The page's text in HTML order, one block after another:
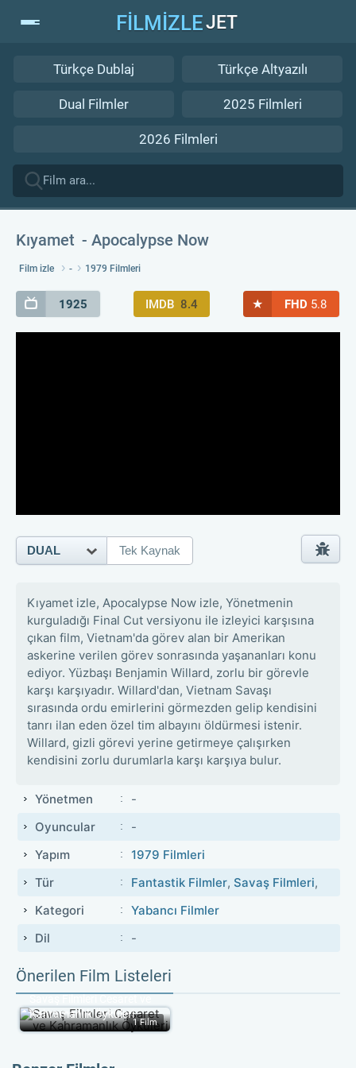
FİLMİZLEJET
Türkçe Dublaj Türkçe Altyazılı
Dual Filmler 2025 Filmleri
2026 Filmleri
Kıyamet Apocalypse Now
Film izle - 1979 Filmleri
1925 IMDB 8.4 ★ FHD 5.8
Kıyamet izle, Apocalypse Now izle, Yönetmenin
kurguladığı Final Cut versiyonu ile izleyici karşısına
çıkan film, Vietnam'da görev alan bir Amerikan
askerine verilen görev sonrasında yaşananları konu
ediyor. Yüzbaşı Benjamin Willard, zorlu bir görevle
karşı karşıyadır. Willard'dan, Vietnam Savaşı
sırasında ordu emirlerini görmezden gelip kendisini
tanrı ilan eden özel tim albayını öldürmesi istenir.
Willard, gizli görevi yerine getirmeye çalışırken
kendisini zorlu durumlarla karşı karşıya bulur.
Yönetmen
-
Oyuncular
-
Yapım
1979 Filmleri
Tür
Fantastik Filmler, Savaş Filmleri,
Kategori
Yabancı Filmler
Dil
-
DUAL Tek Kaynak
Önerilen Film Listeleri
Kahramanlık Öyküleri
1 Film